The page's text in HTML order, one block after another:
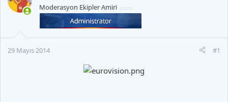
l
a
t
a
r
i
Moderasyon Ekipler Amiri
29 Mayıs 2014 #1